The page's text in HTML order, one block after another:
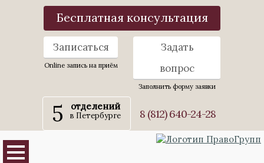
Бесплатная консультация
Записаться
Online запись на приём
Задать
вопрос
Заполнить форму заявки
5 отделений
в Петербурге 8 (812) 640-24-28